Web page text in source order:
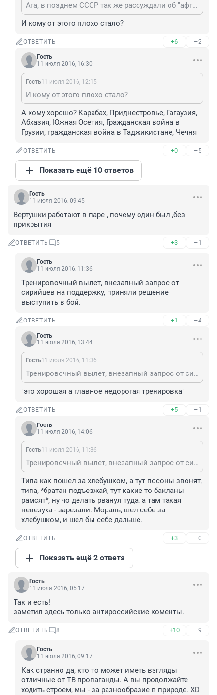
Ага, в позднем СССР так же рассуждали об "афганцах". Итог: нету больше СССР.
И кому от этого плохо стало?
ОТВЕТИТЬ +6 –2
Гость
11 июля 2016, 16:30
Гость11 июля 2016, 12:15
И кому от этого плохо стало?
А кому хорошо? Карабах, Приднестровье, Гагаузия,
Абхазия, Южная Осетия, Гражданская война в
Грузии, гражданская война в Таджикистане, Чечня
ОТВЕТИТЬ +0 –5
Показать ещё 10 ответов
Гость
11 июля 2016, 09:45
Вертушки работают в паре , почему один был ,без
прикрытия
ОТВЕТИТЬ 5 +3 –1
Гость
11 июля 2016, 11:36
Тренировочный вылет, внезапный запрос от
сирийцев на поддержку, приняли решение
выступить в бой.
ОТВЕТИТЬ +1 –4
Гость
11 июля 2016, 13:44
Гость11 июля 2016, 11:36
Тренировочный вылет, внезапный запрос от сирийцев на поддержку, приняли решение выступить в бой.
"это хорошая а главное недорогая тренировка"
ОТВЕТИТЬ +5 –1
Гость
11 июля 2016, 14:06
Гость11 июля 2016, 11:36
Тренировочный вылет, внезапный запрос от сирийцев на поддержку, приняли решение выступить в бой.
Типа как пошел за хлебушком, а тут посоны звонят,
типа, *братан подъезжай, тут какие то бакланы
рамсят*, ну чо делать рванул туда, а там такая
невезуха - зарезали. Мораль, шел себе за
хлебушком, и шел бы себе дальше.
ОТВЕТИТЬ +3 –0
Показать ещё 2 ответа
Гость
11 июля 2016, 05:17
Так и есть!
заметил здесь только антироссийские коменты.
ОТВЕТИТЬ 8 +10 –9
Гость
11 июля 2016, 09:17
Как странно да, кто то может иметь взгляды
отличные от ТВ пропаганды. А вы продолжайте
ходить строем, мы - за разнообразие в природе. XD